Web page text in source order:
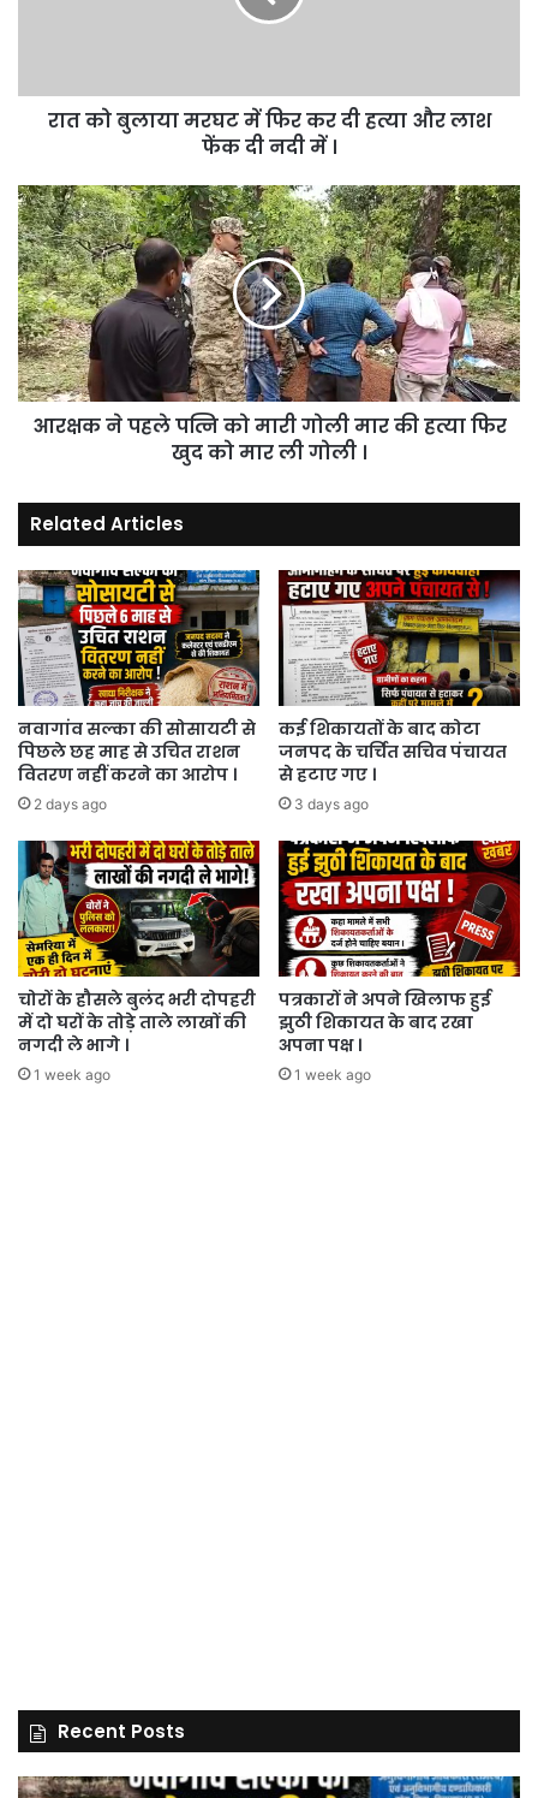
हत्या
दी
नदी
में
।
रात को बुलाया मरघट में फिर कर दी हत्या और लाश
फेंक दी नदी में ।
आरक्षक
ने
पहले
पत्नि
को
मारी
गोली
मार
की
हत्या
को
मार
ली
गोली
।
आरक्षक ने पहले पत्नि को मारी गोली मार की हत्या फिर
खुद को मार ली गोली ।
Related Articles
नवागांव सल्का की सोसायटी से
पिछले छह माह से उचित राशन
वितरण नहीं करने का आरोप ।
2 days ago
कई शिकायतों के बाद कोटा
जनपद के चर्चित सचिव पंचायत
से हटाए गए ।
3 days ago
चोरों के हौसले बुलंद भरी दोपहरी
में दो घरों के तोड़े ताले लाखों की
नगदी ले भागे ।
1 week ago
पत्रकारों ने अपने खिलाफ हुई
झुठी शिकायत के बाद रखा
अपना पक्ष ।
1 week ago
Recent Posts